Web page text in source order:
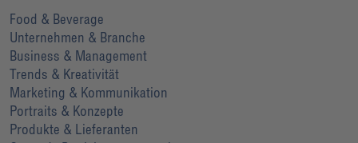
Food & Beverage
Unternehmen & Branche
Business & Management
Trends & Kreativität
Marketing & Kommunikation
Portraits & Konzepte
Produkte & Lieferanten